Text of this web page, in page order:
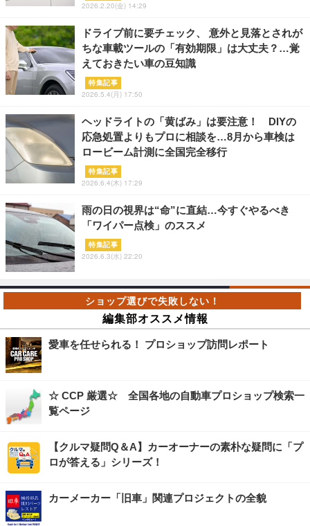
2026.2.20(金) 14:29
ドライブ前に要チェック、 意外と見落とされが
ちな車載ツールの「有効期限」は大丈夫？…覚
えておきたい車の豆知識
特集記事
2026.5.4(月) 17:50
ヘッドライトの「黄ばみ」は要注意！ DIYの
応急処置よりもプロに相談を…8月から車検は
ロービーム計測に全国完全移行
特集記事
2026.6.4(木) 17:29
雨の日の視界は“命”に直結…今すぐやるべき
「ワイパー点検」のススメ
特集記事
2026.6.3(水) 22:20
編集部オススメ情報
愛車を任せられる！ プロショップ訪問レポート
☆ CCP 厳選☆ 全国各地の自動車プロショップ検索一
覧ページ
【クルマ疑問Q＆A】カーオーナーの素朴な疑問に「プ
ロが答える」シリーズ！
カーメーカー「旧車」関連プロジェクトの全貌